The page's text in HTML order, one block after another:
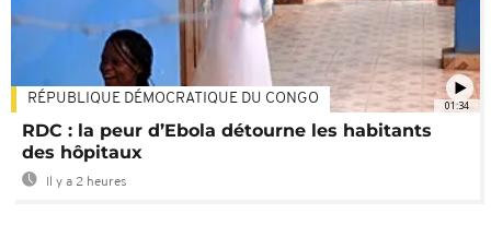
01:34
RÉPUBLIQUE DÉMOCRATIQUE DU CONGO
RDC : la peur d’Ebola détourne les habitants
des hôpitaux
Il y a 2 heures